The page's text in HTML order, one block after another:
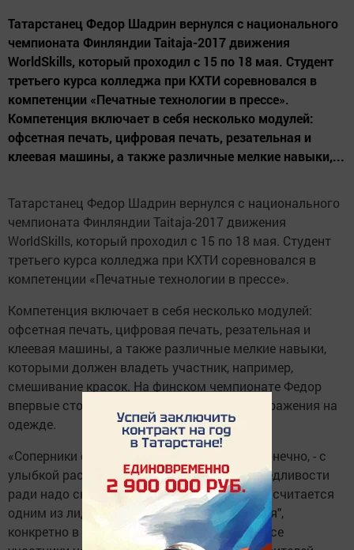
Татарстанец Федор Шадрин вернулся с национального
чемпионата Финляндии Taitaja-2017 движения
WorldSkills, который проходил с 15 по 18 мая. Студент
третьего курса колледжа при КХТИ соревновался в
компетенции «Печатные технологии в прессе».
Компетенция включает в себя несколько модулей:
офсетная печать, цифровая печать, резательная и
клеевая машины, а также различные мелкие навыки,...
Татарстанец Федор Шадрин вернулся с национального
чемпионата Финляндии Taitaja-2017 движения
WorldSkills, который проходил с 15 по 18 мая. Студент
третьего курса колледжа при КХТИ соревновался в
компетенции «Печатные технологии в прессе».
Компетенция включает в себя несколько модулей:
офсетная печать, цифровая печать, резательная и
клеевая машины, а также различные мелкие навыки,
которыми должен владеть участник, например,
смешивание красок. На финском чемпионате Федор
впервые столкнулся с задачей печати изображения на
одежде.
«Соперники сильные, но не сильнее меня, конечно, - с
улыбкой рассказал Федор Шадрин. - Справедливости
ради надо сказать, что сборная Финляндии считается
одним из лидеров направления "Полиграфия",
конкретно в печатной сфере. Практически все